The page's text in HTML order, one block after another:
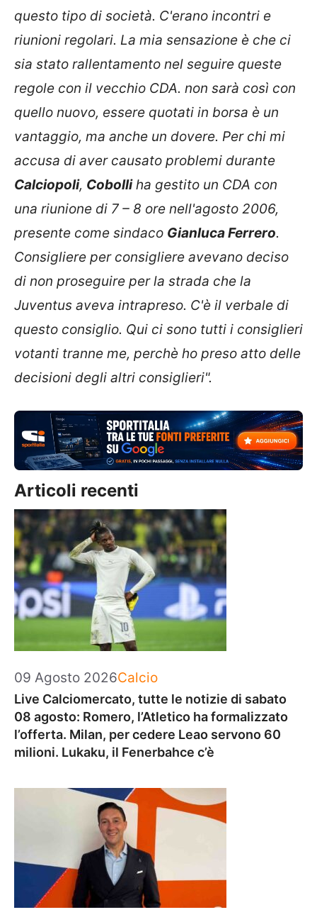
questo tipo di società. C'erano incontri e
riunioni regolari. La mia sensazione è che ci
sia stato rallentamento nel seguire queste
regole con il vecchio CDA. non sarà così con
quello nuovo, essere quotati in borsa è un
vantaggio, ma anche un dovere. Per chi mi
accusa di aver causato problemi durante
Calciopoli, Cobolliha gestito un CDA con
una riunione di 7 – 8 ore nell'agosto 2006,
presente come sindaco Gianluca Ferrero.
Consigliere per consigliere avevano deciso
di non proseguire per la strada che la
Juventus aveva intrapreso. C'è il verbale di
questo consiglio. Qui ci sono tutti i consiglieri
votanti tranne me, perchè ho preso atto delle
decisioni degli altri consiglieri".
Articoli recenti
09 Agosto 2026Categorie
Calcio
Live Calciomercato, tutte le notizie di sabato
08 agosto: Romero, l’Atletico ha formalizzato
l’offerta. Milan, per cedere Leao servono 60
milioni. Lukaku, il Fenerbahce c’è